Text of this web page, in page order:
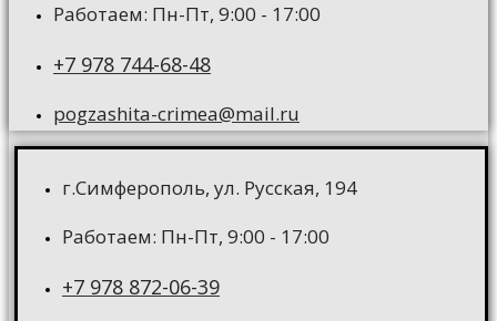
Работаем: Пн-Пт, 9:00 - 17:00
+7 978 744-68-48
pogzashita-crimea@mail.ru
г.Симферополь, ул. Русская, 194
Работаем: Пн-Пт, 9:00 - 17:00
+7 978 872-06-39